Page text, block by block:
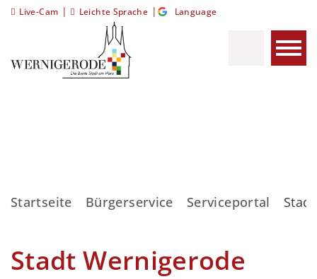
Live-Cam | Leichte Sprache | Language
Startseite Bürgerservice Serviceportal
Stadt Wernigerode